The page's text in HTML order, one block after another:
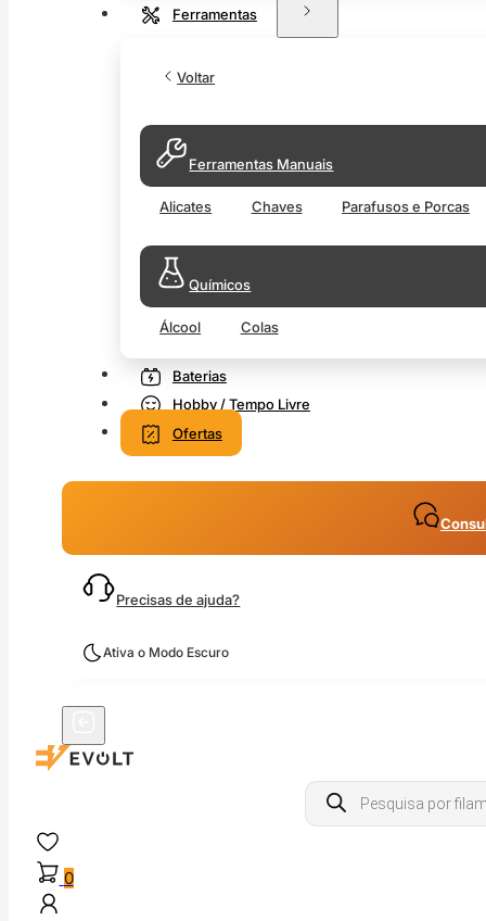
Ferramentas
Voltar
Ferramentas Manuais
Alicates Chaves Parafusos e Porcas
Químicos
Álcool Colas
Baterias
Hobby / Tempo Livre
Ofertas
Precisas de ajuda?
Ativa o Modo Escuro
Products
search
0